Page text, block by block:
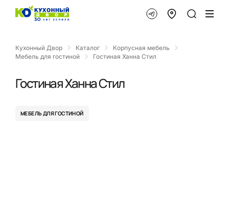
Кухонный Двор Каталог
Корпусная мебель
Мебель для гостиной
Гостиная Ханна Стил
Гостиная Ханна Стил
МЕБЕЛЬ ДЛЯ ГОСТИНОЙ